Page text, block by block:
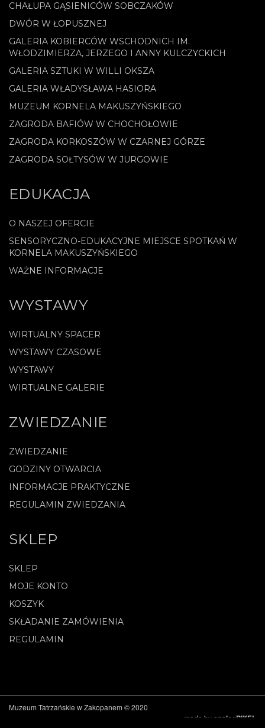
CHAŁUPA GĄSIENICÓW SOBCZAKÓW
DWÓR W ŁOPUSZNEJ
GALERIA KOBIERCÓW WSCHODNICH IM.
WŁODZIMIERZA, JERZEGO I ANNY KULCZYCKICH
GALERIA SZTUKI W WILLI OKSZA
GALERIA WŁADYSŁAWA HASIORA
MUZEUM KORNELA MAKUSZYŃSKIEGO
ZAGRODA BAFIÓW W CHOCHOŁOWIE
ZAGRODA KORKOSZÓW W CZARNEJ GÓRZE
ZAGRODA SOŁTYSÓW W JURGOWIE
EDUKACJA
O NASZEJ OFERCIE
SENSORYCZNO-EDUKACYJNE MIEJSCE SPOTKAŃ W
KORNELA MAKUSZYŃSKIEGO
WAŻNE INFORMACJE
WYSTAWY
WIRTUALNY SPACER
WYSTAWY CZASOWE
WYSTAWY
WIRTUALNE GALERIE
ZWIEDZANIE
ZWIEDZANIE
GODZINY OTWARCIA
INFORMACJE PRAKTYCZNE
REGULAMIN ZWIEDZANIA
SKLEP
SKLEP
MOJE KONTO
KOSZYK
SKŁADANIE ZAMÓWIENIA
REGULAMIN
Muzeum Tatrzańskie w Zakopanem © 2020
made by analogPIXEL